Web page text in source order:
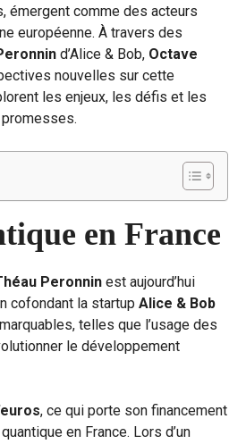
émergent comme des acteurs
européenne. À travers des
d’Alice & Bob, Octave
nouvelles sur cette
les enjeux, les défis et les
en France
Peronnin est aujourd’hui
cofondant la startup Alice & Bob
telles que l’usage des
le développement
, ce qui porte son financement
en France. Lors d’un